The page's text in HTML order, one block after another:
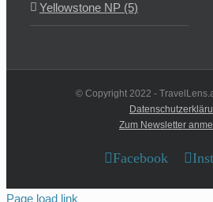
Yellowstone NP (5)
© Copyright 2022 -
Zum Newsletter
Facebook
Page load link